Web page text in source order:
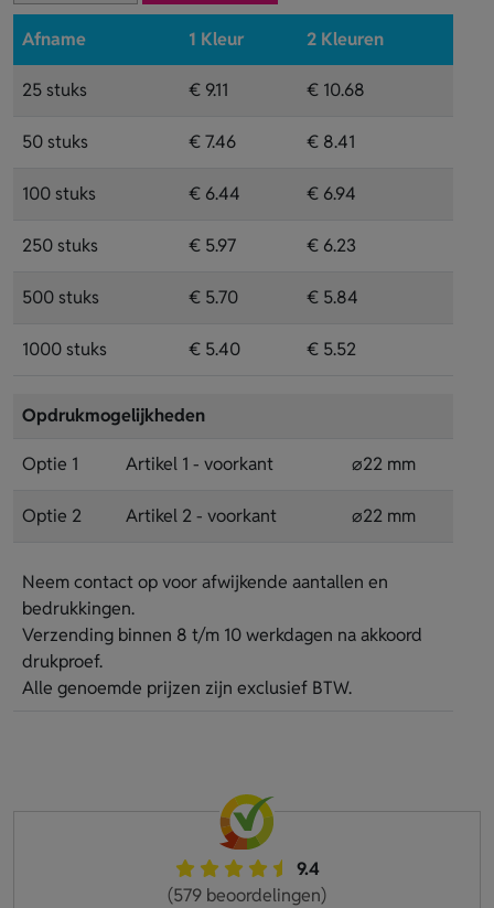
Afname 1 Kleur 2 Kleuren
25 stuks € 9.11 € 10.68
50 stuks € 7.46 € 8.41
100 stuks € 6.44 € 6.94
250 stuks € 5.97 € 6.23
500 stuks € 5.70 € 5.84
1000 stuks € 5.40 € 5.52
Opdrukmogelijkheden
Optie 1 Artikel 1 - voorkant ⌀22 mm
Optie 2 Artikel 2 - voorkant ⌀22 mm
Neem contact op voor afwijkende aantallen en
bedrukkingen.
Verzending binnen 8 t/m 10 werkdagen na akkoord
drukproef.
Alle genoemde prijzen zijn exclusief BTW.
9.4
(579 beoordelingen)